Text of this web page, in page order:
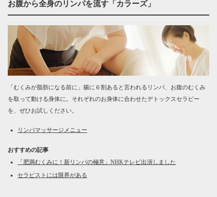
お腹から全身のリンパを流す「カラーズ」
「むくみが脂肪になる前に」腸に６割あると言われるリンパ、お腹のむくみ
を取って動ける身体に。それぞれのお身体に合わせたデトックスセラピー
を、ぜひお試しください。
リンパマッサージメニュー
おすすめの記事
「肥満むくみに！新リンパの極意」NHKテレビ出演しました
セラピストには限界がある